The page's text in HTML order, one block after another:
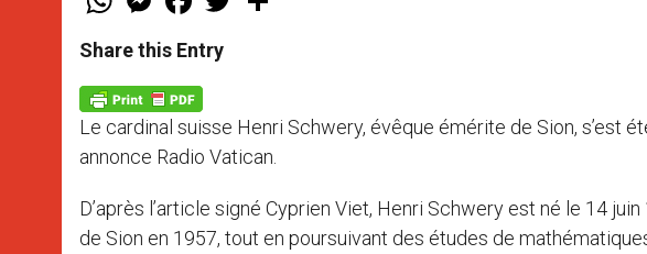
t
s
p
p
e
s
e
g
e
r
a
e
b
o
k
w
Share this Entry
Le cardinal suisse Henri Schwery, évêque émérite de Sion, s’est
annonce Radio Vatican.
D’après l’article signé Cyprien Viet, Henri Schwery est né le 14
de Sion en 1957, tout en poursuivant des études de